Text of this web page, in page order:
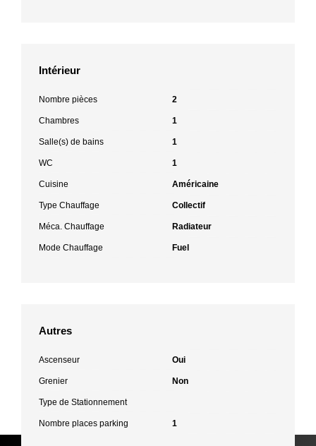
Intérieur
Nombre pièces 2
Chambres 1
Salle(s) de bains 1
WC 1
Cuisine Américaine
Type Chauffage Collectif
Méca. Chauffage Radiateur
Mode Chauffage Fuel
Autres
Ascenseur Oui
Grenier Non
Type de Stationnement
Nombre places parking 1